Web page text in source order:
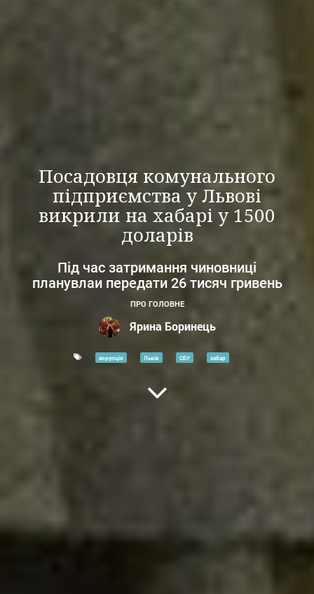
Посадовця комунального
підприємства у Львові
викрили на хабарі у 1500
доларів
Під час затримання чиновниці
планувлаи передати 26 тисяч гривень
ПРО ГОЛОВНЕ
Ярина Боринець
корупція Львів СБУ хабар